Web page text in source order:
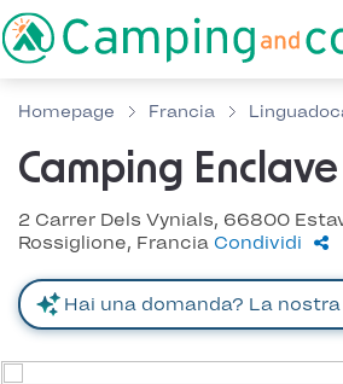
Homepage Francia
Camping Enclave
2 Carrer Dels Vynials, 66800
Rossiglione, Francia Condividi